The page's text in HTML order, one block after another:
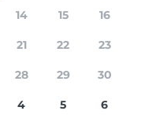
14 15 16
21 22 23
28 29 30
4 5 6